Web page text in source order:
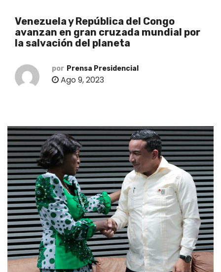
Venezuela y República del Congo
avanzan en gran cruzada mundial por
la salvación del planeta
por Prensa Presidencial
Ago 9, 2023